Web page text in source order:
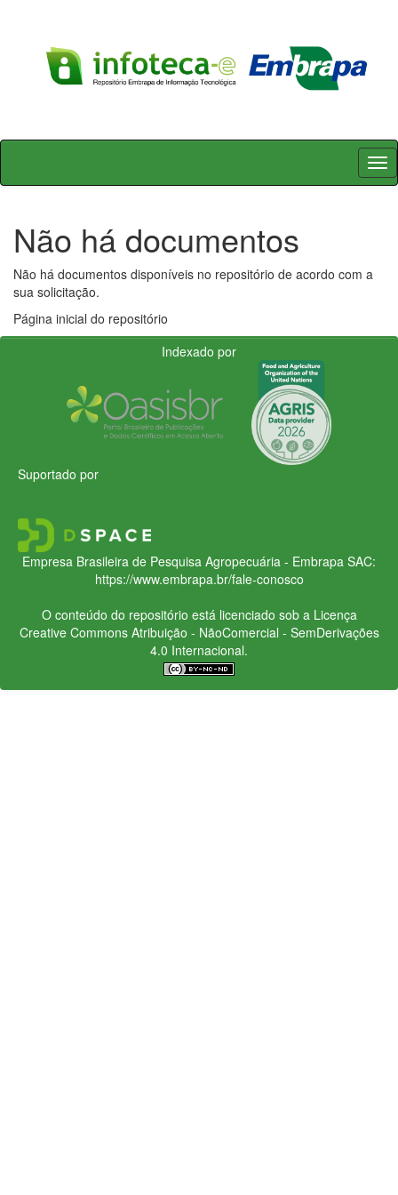
Skip
Não há documentos
Não há documentos disponíveis no repositório de acordo com a
sua solicitação.
Página inicial do repositório
Indexado por
Suportado por
Empresa Brasileira de Pesquisa Agropecuária - Embrapa SAC:
https://www.embrapa.br/fale-conosco
O conteúdo do repositório está licenciado sob a Licença
Creative CommonsAtribuição - NãoComercial - SemDerivações
4.0 Internacional.